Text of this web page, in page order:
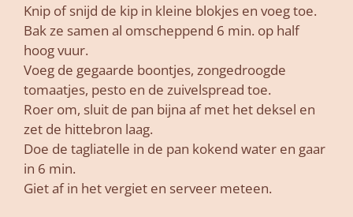
Knip of snijd de kip in kleine blokjes en voeg toe.
Bak ze samen al omscheppend 6 min. op half
hoog vuur.
Voeg de gegaarde boontjes, zongedroogde
tomaatjes, pesto en de zuivelspread toe.
Roer om, sluit de pan bijna af met het deksel en
zet de hittebron laag.
Doe de tagliatelle in de pan kokend water en gaar
in 6 min.
Giet af in het vergiet en serveer meteen.